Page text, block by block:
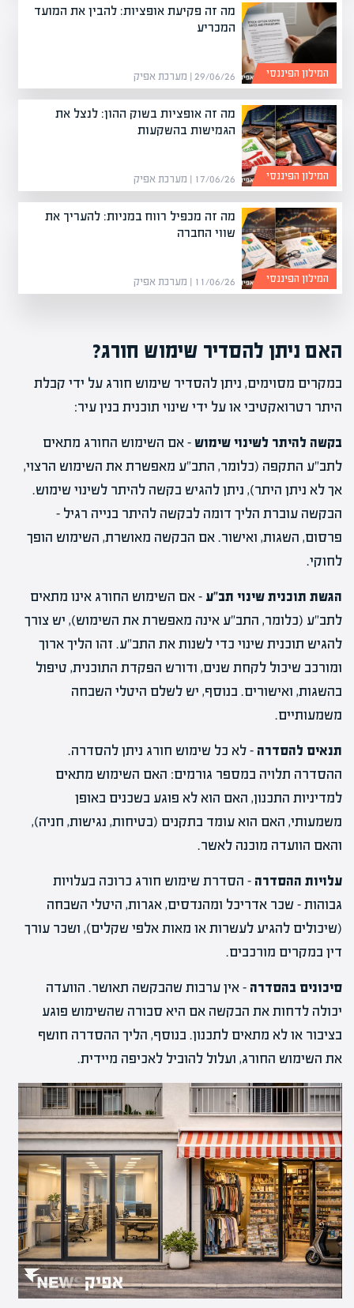
מה זה פקיעת אופציות: להבין את המועד
המכריע
29/06/26 | מערכת אפיק המילון הפיננסי
מה זה אופציות בשוק ההון: לנצל את
הגמישות בהשקעות
17/06/26 | מערכת אפיק המילון הפיננסי
מה זה מכפיל רווח במניות: להעריך את
שווי החברה
11/06/26 | מערכת אפיק המילון הפיננסי
האם ניתן להסדיר שימוש חורג?
במקרים מסוימים, ניתן להסדיר שימוש חורג על ידי קבלת
היתר רטרואקטיבי או על ידי שינוי תוכנית בנין עיר:
בקשה להיתר לשינוי שימוש– אם השימוש החורג מתאים
לתב"ע התקפה (כלומר, התב"ע מאפשרת את השימוש הרצוי,
אך לא ניתן היתר), ניתן להגיש בקשה להיתר לשינוי שימוש.
הבקשה עוברת הליך דומה לבקשה להיתר בנייה רגיל –
פרסום, השגות, ואישור. אם הבקשה מאושרת, השימוש הופך
לחוקי.
הגשת תוכנית שינוי תב"ע – אם השימוש החורג אינו מתאים
לתב"ע (כלומר, התב"ע אינה מאפשרת את השימוש), יש צורך
להגיש תוכנית שינוי כדי לשנות את התב"ע. זהו הליך ארוך
ומורכב שיכול לקחת שנים, ודורש הפקדת התוכנית, טיפול
בהשגות, ואישורים. בנוסף, יש לשלם היטלי השבחה
משמעותיים.
תנאים להסדרה – לא כל שימוש חורג ניתן להסדרה.
ההסדרה תלויה במספר גורמים: האם השימוש מתאים
למדיניות התכנון, האם הוא לא פוגע בשכנים באופן
משמעותי, האם הוא עומד בתקנים (בטיחות, נגישות, חניה),
והאם הוועדה מוכנה לאשר.
עלויות ההסדרה – הסדרת שימוש חורג כרוכה בעלויות
גבוהות – שכר אדריכל ומהנדסים, אגרות, היטלי השבחה
(שיכולים להגיע לעשרות או מאות אלפי שקלים), ושכר עורך
דין במקרים מורכבים.
סיכונים בהסדרה – אין ערבות שהבקשה תאושר. הוועדה
יכולה לדחות את הבקשה אם היא סבורה שהשימוש פוגע
בציבור או לא מתאים לתכנון. בנוסף, הליך ההסדרה חושף
את השימוש החורג, ועלול להוביל לאכיפה מיידית.